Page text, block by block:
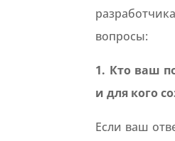
вопросы:
1. Кто ваш
и для кого
Если ваш